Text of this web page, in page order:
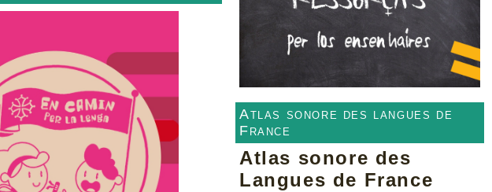
Atlas sonore des langues de
France
Atlas sonore des
Langues de France